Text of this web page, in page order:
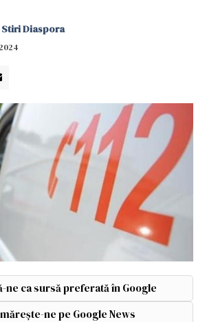
Diaspora
ne ca sursă preferată în Google
ne pe Google News